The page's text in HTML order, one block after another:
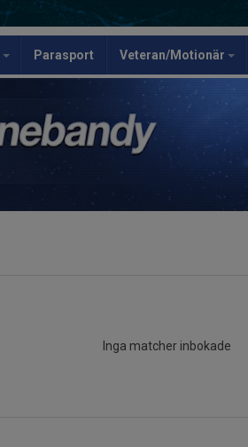
Parasport Veteran/Motionär
Inga matcher inbokade